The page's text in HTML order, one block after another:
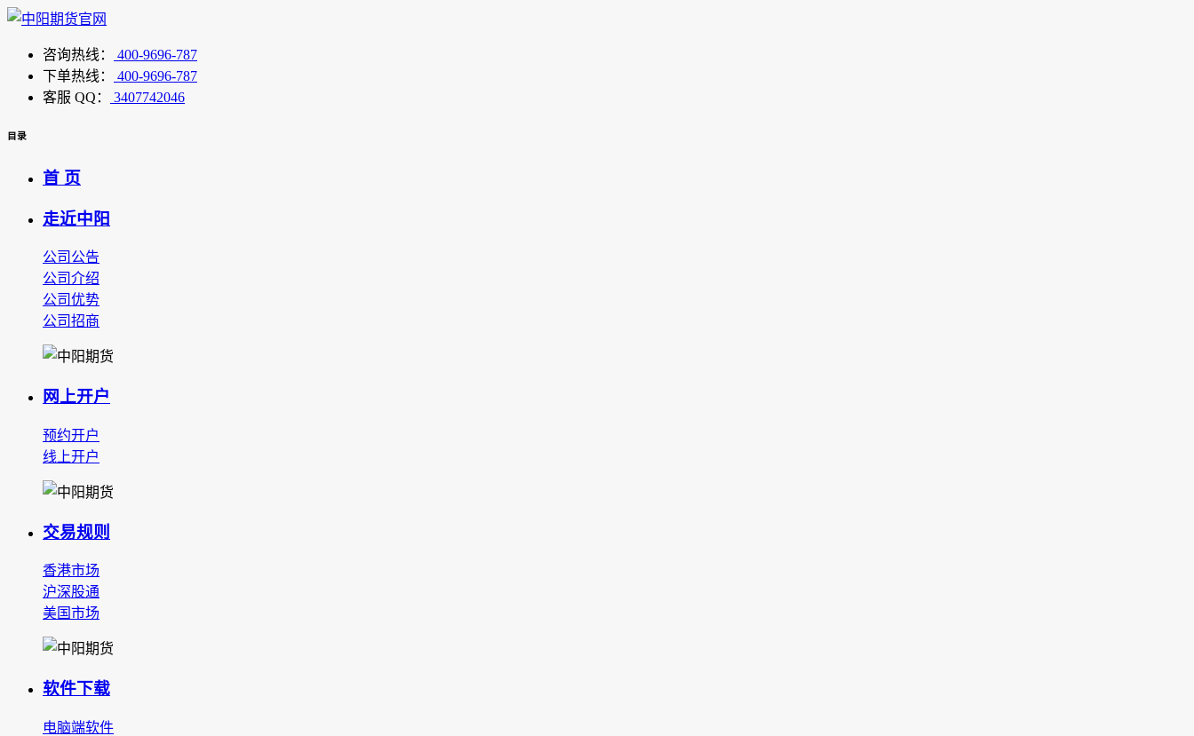
咨询热线：
400-9696-787
下单热线：
400-9696-787
客服 QQ：
3407742046
目录
首 页
走近中阳
公司公告
公司介绍
公司优势
公司招商
网上开户
预约开户
线上开户
交易规则
香港市场
沪深股通
美国市场
软件下载
电脑端软件